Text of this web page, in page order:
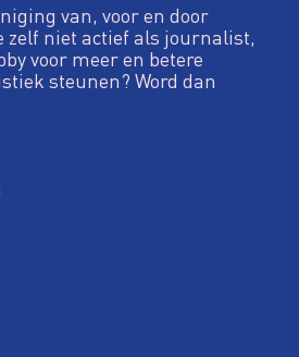
van, voor en door
zelf niet actief als journalist,
voor meer en betere
steunen? Word dan